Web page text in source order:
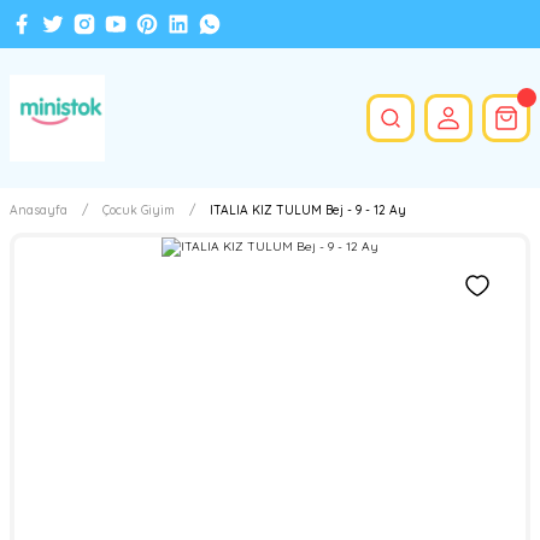
Anasayfa Çocuk Giyim ITALIA KIZ TULUM Bej - 9 - 12 Ay